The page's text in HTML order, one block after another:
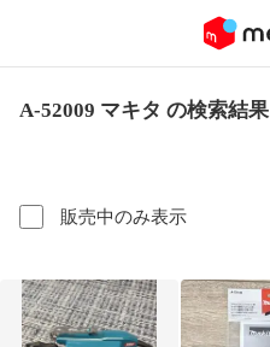
A-52009 マキタ の検索結果
販売中のみ表示